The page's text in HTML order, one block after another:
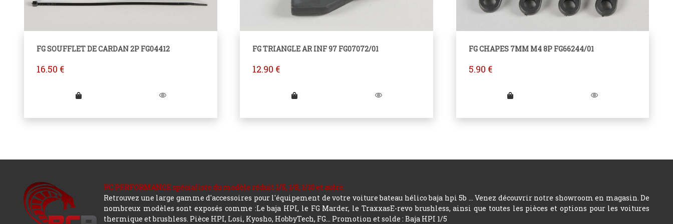
FG SOUFFLET DE CARDAN 2P FG04412
16.50 €
FG TRIANGLE AR INF 97 FG07072/01
12.90 €
FG CHAPES 7MM M4 8P FG66244/01
5.90 €
RC PERFORMANCE spécialiste du modèle réduit 1/5, 1/8, 1/10 et autre.
Retrouvez une large gamme d'accessoires pour l'équipement de votre voiture bateau hélico baja hpi 5b ... Venez découvrir notre showroom en magasin. De
nombreux modèles sont exposés comme :Le baja HPI, le FG Marder, le TraxxasE-revo brushless, ainsi que toutes les pièces et options pour les voitures
thermique et brushless. Pièce HPI, Losi, Kyosho, HobbyTech, FG... Promotion et solde : Baja HPI 1/5